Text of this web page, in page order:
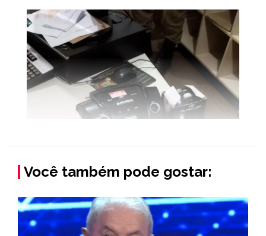
Você também pode gostar: